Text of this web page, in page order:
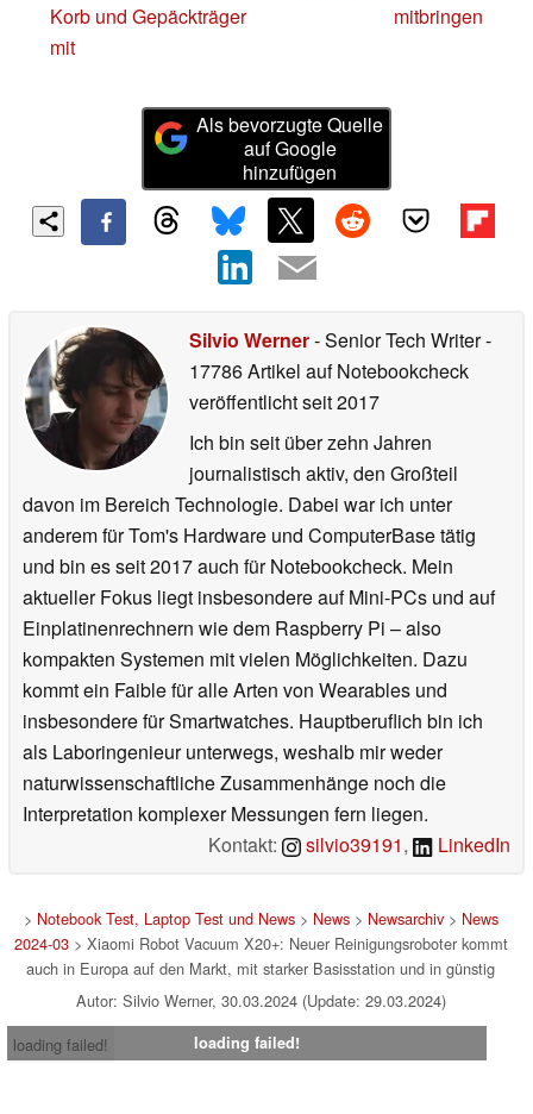
Korb und Gepäckträger
mit
mitbringen
Als bevorzugte Quelle
auf Google
hinzufügen
Silvio Werner- Senior Tech Writer-
17786 Artikel auf Notebookcheck
veröffentlichtseit 2017
Ich bin seit über zehn Jahren
journalistisch aktiv, den Großteil
davon im Bereich Technologie. Dabei war ich unter
anderem für Tom's Hardware und ComputerBase tätig
und bin es seit 2017 auch für Notebookcheck. Mein
aktueller Fokus liegt insbesondere auf Mini-PCs und auf
Einplatinenrechnern wie dem Raspberry Pi – also
kompakten Systemen mit vielen Möglichkeiten. Dazu
kommt ein Faible für alle Arten von Wearables und
insbesondere für Smartwatches. Hauptberuflich bin ich
als Laboringenieur unterwegs, weshalb mir weder
naturwissenschaftliche Zusammenhänge noch die
Interpretation komplexer Messungen fern liegen.
Kontakt:
silvio39191, LinkedIn
> Notebook Test, Laptop Test und News> News> Newsarchiv> News
2024-03> Xiaomi Robot Vacuum X20+: Neuer Reinigungsroboter kommt
auch in Europa auf den Markt, mit starker Basisstation und in günstig
Autor: Silvio Werner, 30.03.2024 (Update: 29.03.2024)
loading failed!
loading failed!